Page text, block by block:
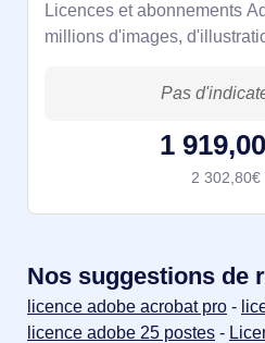
Licences et abonnements
millions d'images,
Illustrator et vos autres
1
2 302,80€
Nos suggestions de
licence adobe acrobat pro -
licence adobe 25 postes -